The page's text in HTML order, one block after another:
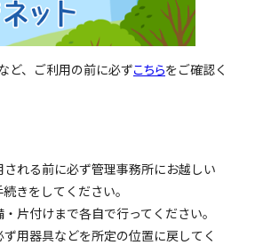
ど、ご利用の前に必ずこちらをご確認く
れる前に必ず管理事務所にお越しい
きをしてください。
片付けまで各自で行ってください。
用器具などを所定の位置に戻してく